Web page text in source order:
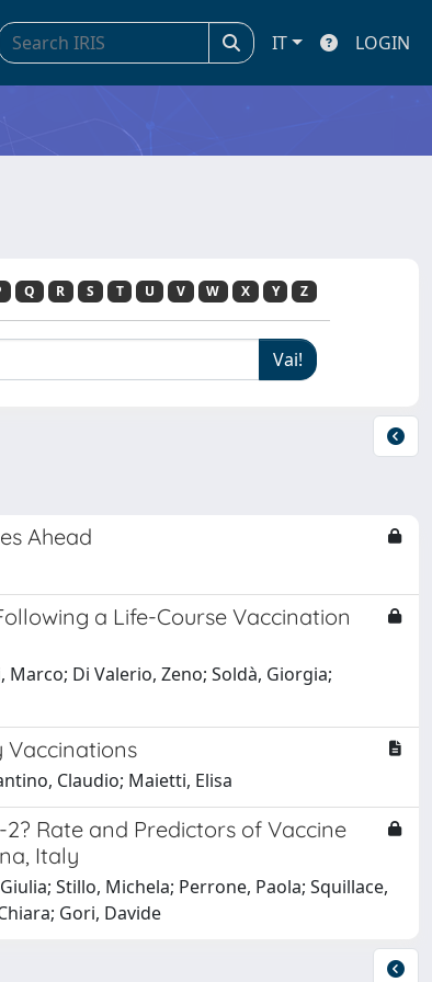
IT LOGIN
Q R S T U V W X Y Z
Ahead
a Life-Course Vaccination
Di Valerio, Zeno; Soldà, Giorgia;
Vaccinations
Claudio; Maietti, Elisa
Rate and Predictors of Vaccine
Italy
Stillo, Michela; Perrone, Paola; Squillace,
Gori, Davide